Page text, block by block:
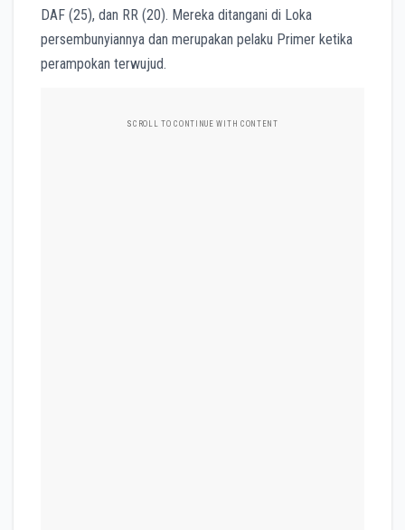
DAF (25), dan RR (20). Mereka ditangani di Loka
persembunyiannya dan merupakan pelaku Primer ketika
perampokan terwujud.
SCROLL TO CONTINUE WITH CONTENT